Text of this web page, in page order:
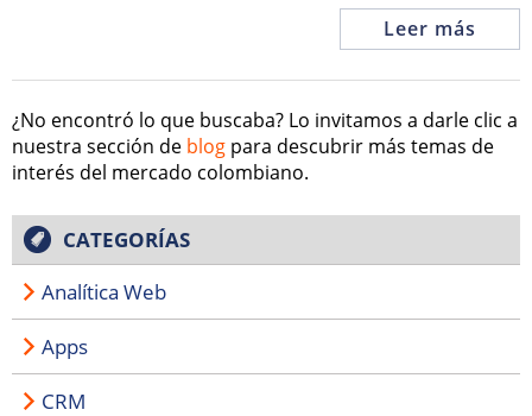
Leer más
¿No encontró lo que buscaba? Lo invitamos a darle clic a
nuestra sección de blog para descubrir más temas de
interés del mercado colombiano.
CATEGORÍAS
Analítica Web
Apps
CRM